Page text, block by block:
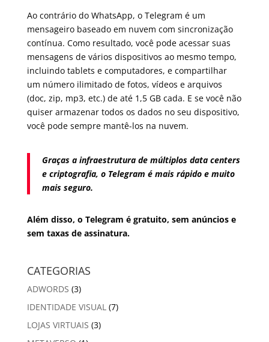
Ao contrário do WhatsApp, o Telegram é um
mensageiro baseado em nuvem com sincronização
contínua. Como resultado, você pode acessar suas
mensagens de vários dispositivos ao mesmo tempo,
incluindo tablets e computadores, e compartilhar
um número ilimitado de fotos, vídeos e arquivos
(doc, zip, mp3, etc.) de até 1,5 GB cada. E se você não
quiser armazenar todos os dados no seu dispositivo,
você pode sempre mantê-los na nuvem.
Graças a infraestrutura de múltiplos data centers
e criptografia, o Telegram é mais rápido e muito
mais seguro.
Além disso, o Telegram é gratuito, sem anúncios e
sem taxas de assinatura.
CATEGORIAS
ADWORDS (3)
IDENTIDADE VISUAL(7)
LOJAS VIRTUAIS (3)